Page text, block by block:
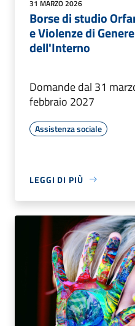
31 MARZO 2026
Borse di studio
e Violenze di
dell'Interno
Domande dal 31
febbraio 2027
Assistenza sociale
LEGGI DI PIÙ